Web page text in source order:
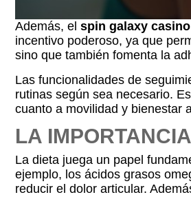
Además, el spin galaxy casino
incentivo poderoso, ya que
sino que también fomenta la
Las funcionalidades de
rutinas según sea necesario.
cuanto a movilidad y bienestar
LA
La dieta juega un papel
ejemplo, los ácidos grasos
reducir el dolor articular.